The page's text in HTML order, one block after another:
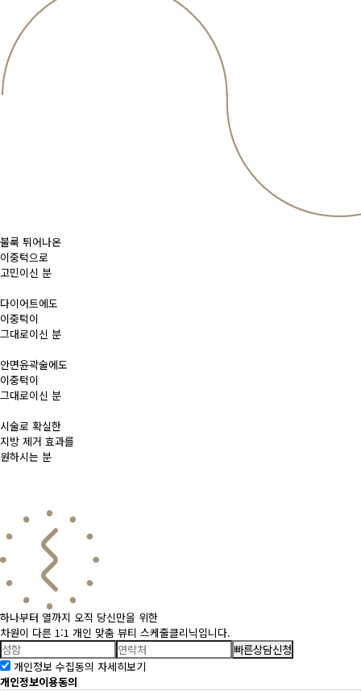
불룩 튀어나온
이중턱으로
고민이신 분
다이어트에도
이중턱이
그대로이신 분
안면윤곽술에도
이중턱이
그대로이신 분
시술로 확실한
지방 제거 효과를
원하시는 분
하나부터 열까지 오직 당신만을 위한
차원이 다른 1:1 개인 맞춤 뷰티 스케줄클리닉입니다.
빠른상담신청
개인정보 수집동의 자세히보기
개인정보이용동의